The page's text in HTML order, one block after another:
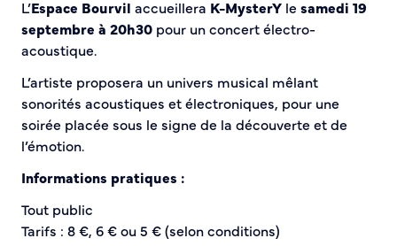
L’Espace Bourvil accueillera K-MysterY le samedi 19
septembre à 20h30 pour un concert électro-
acoustique.
L’artiste proposera un univers musical mêlant
sonorités acoustiques et électroniques, pour une
soirée placée sous le signe de la découverte et de
l’émotion.
Informations pratiques :
Tout public
Tarifs : 8 €, 6 € ou 5 € (selon conditions)
Aide à l’installation d’alarmes
Horaires pour le bricolage et le jardinage
Plan de Ville
Numéros d’urgence
Location de salles
Annuaire des services publics
DÉCOUVRIR SORTIR